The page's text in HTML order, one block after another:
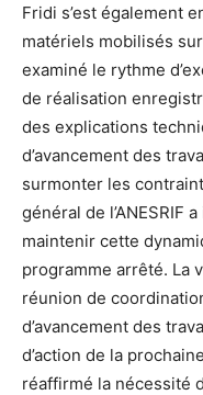
Fridi s’est également
matériels mobilisés
examiné le rythme
de réalisation
des explications
d’avancement des
surmonter les
général de l’ANESRIF
maintenir cette
programme arrêté. La
réunion de
d’avancement des
d’action de la
réaffirmé la nécessité